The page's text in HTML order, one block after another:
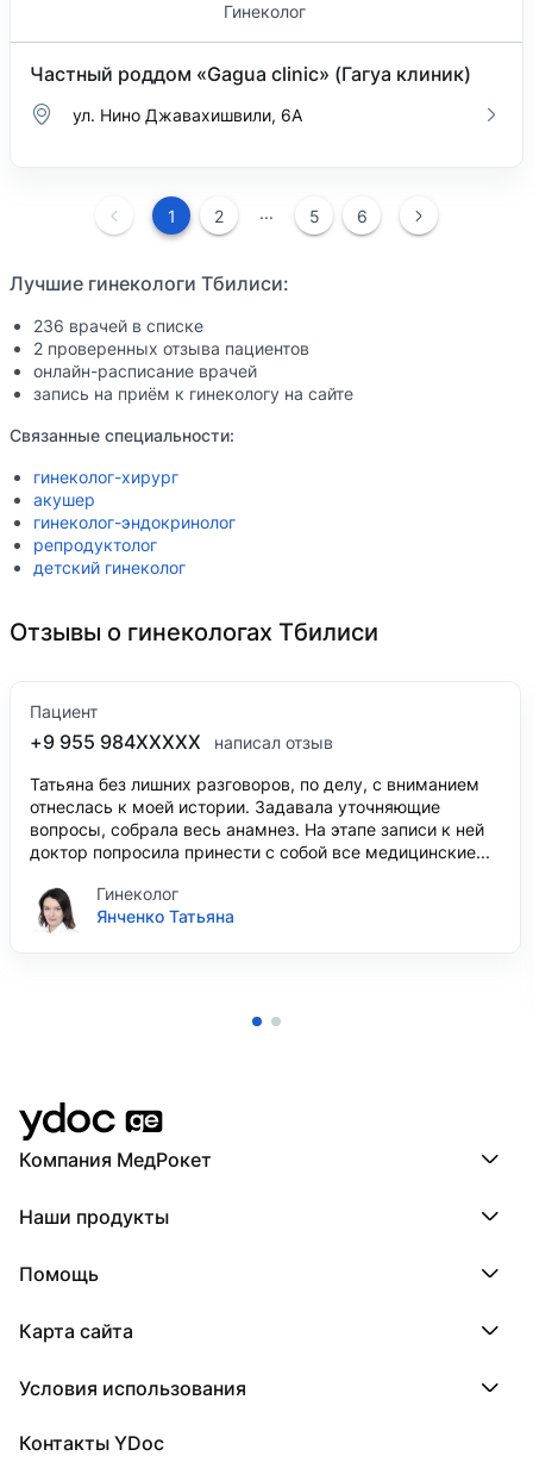
Гинеколог
Частный роддом «Gagua clinic» (Гагуа клиник)
ул. Нино Джавахишвили, 6А
1 2 ... 5 6
Лучшие гинекологи Тбилиси:
236 врачей в списке
2 проверенных отзыва пациентов
онлайн-расписание врачей
запись на приём к гинекологу на сайте
Связанные специальности:
гинеколог-хирург
акушер
гинеколог-эндокринолог
репродуктолог
детский гинеколог
Отзывы о гинекологах Тбилиси
Пациент
+9 955 984XXXXX написал отзыв
Татьяна без лишних разговоров, по делу, с вниманием
отнеслась к моей истории. Задавала уточняющие
вопросы, собрала весь анамнез. На этапе записи к ней
доктор попросила принести с собой все медицинские...
Гинеколог
Янченко Татьяна
Компания МедРокет
О YDoc
Наши продукты
ПроТаблетки
МедТочка
Помощь
Регистрация врача
Карта сайта
Регионы
Клиники
Условия использования
Обработка персональных данных
Контакты YDoc